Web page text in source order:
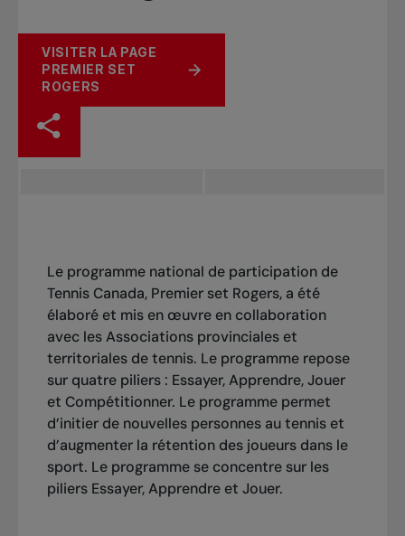
VISITER LA PAGE
PREMIER SET
ROGERS
Le programme national de participation de
Tennis Canada, Premier set Rogers, a été
élaboré et mis en œuvre en collaboration
avec les Associations provinciales et
territoriales de tennis. Le programme repose
sur quatre piliers : Essayer, Apprendre, Jouer
et Compétitionner. Le programme permet
d’initier de nouvelles personnes au tennis et
d’augmenter la rétention des joueurs dans le
sport. Le programme se concentre sur les
piliers Essayer, Apprendre et Jouer.